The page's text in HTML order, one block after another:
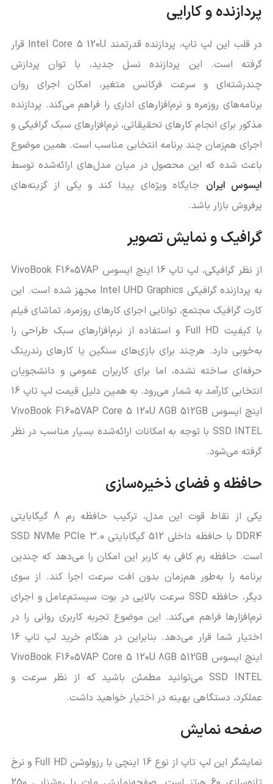
پردازنده و کارایی
در قلب این لپ تاپ، پردازنده قدرتمند Intel Core 5 120U قرار
گرفته است. این پردازنده نسل جدید، با توان پردازش
چندرشته‌ای و سرعت فرکانس متغیر، امکان اجرای روان
برنامه‌های روزمره و نرم‌افزارهای اداری را فراهم می‌کند. پردازنده
مذکور برای انجام کارهای تحقیقاتی، نرم‌افزارهای سبک گرافیکی و
اجرای هم‌زمان چند برنامه انتخابی مناسب است. همین موضوع
باعث شده که این محصول در میان مدل‌های ارائه‌شده توسط
ایسوس ایران جایگاه ویژه‌ای پیدا کند و یکی از گزینه‌های
پرفروش بازار باشد.
گرافیک و نمایش تصویر
از نظر گرافیکی، لپ تاپ 16 اینچ ایسوس VivoBook F1605VAP
به پردازنده گرافیکی Intel UHD Graphics مجهز شده است. این
کارت گرافیک مجتمع، توانایی اجرای کارهای روزمره، تماشای فیلم
با کیفیت Full HD و استفاده از نرم‌افزارهای سبک طراحی را
به‌خوبی دارد. هرچند برای بازی‌های سنگین یا کارهای رندرینگ
حرفه‌ای ساخته نشده، اما برای کاربران عمومی و دانشجویان
انتخابی کارآمد به شمار می‌رود. به همین دلیل قیمت لپ تاپ 16
اینچ ایسوس VivoBook F1605VAP Core 5 120U 8GB 512GB
SSD INTEL با توجه به امکانات ارائه‌شده بسیار مناسب در نظر
گرفته می‌شود.
حافظه و فضای ذخیره‌سازی
یکی از نقاط قوت این مدل، ترکیب حافظه رم 8 گیگابایتی
DDR4 با حافظه داخلی 512 گیگابایتی SSD NVMe PCIe 3.0
است. حافظه رم کافی به کاربر این امکان را می‌دهد که چندین
برنامه را به‌طور هم‌زمان بدون افت سرعت اجرا کند. از سوی
دیگر، حافظه SSD سرعت بالایی در بوت سیستم‌عامل و اجرای
نرم‌افزارها فراهم می‌کند. این موضوع تجربه کاربری روانی را در
اختیار شما قرار می‌دهد. بنابراین در هنگام خرید لپ تاپ 16
اینچ ایسوس VivoBook F1605VAP Core 5 120U 8GB 512GB
SSD INTEL می‌توانید مطمئن باشید که از نظر سرعت و
عملکرد، دستگاهی بهینه در اختیار خواهید داشت.
صفحه ‌نمایش
نمایشگر این لپ تاپ از نوع 16 اینچی با رزولوشن Full HD و نرخ